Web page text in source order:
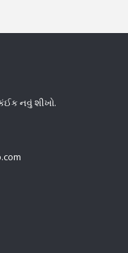
નવું શીખો.